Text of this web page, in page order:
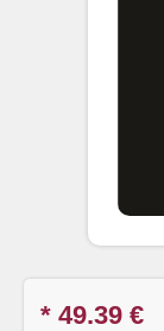
* 49.39 €